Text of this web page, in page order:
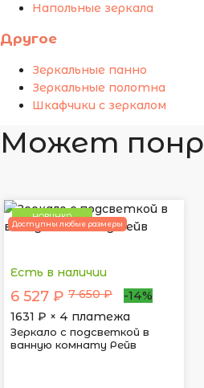
Напольные зеркала
Другое
Зеркальные панно
Зеркальные полотна
Шкафчики с зеркалом
Может
НОВИНКА
Доступны любые размеры
Есть в наличии
6 527 ₽ 7 650 ₽
-14%
1631 ₽ × 4 платежа
Зеркало с подсветкой в
ванную комнату Рейв